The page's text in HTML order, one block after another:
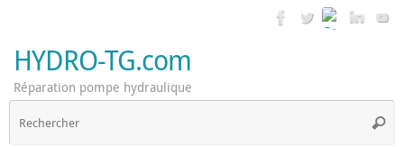
contenu
HYDRO-TG.com
Réparation pompe hydraulique